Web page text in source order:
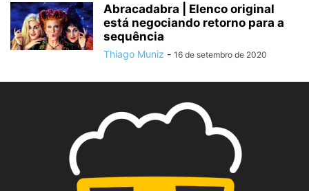
Abracadabra | Elenco original
está negociando retorno para a
sequência
Thiago Muniz - 16 de setembro de 2020